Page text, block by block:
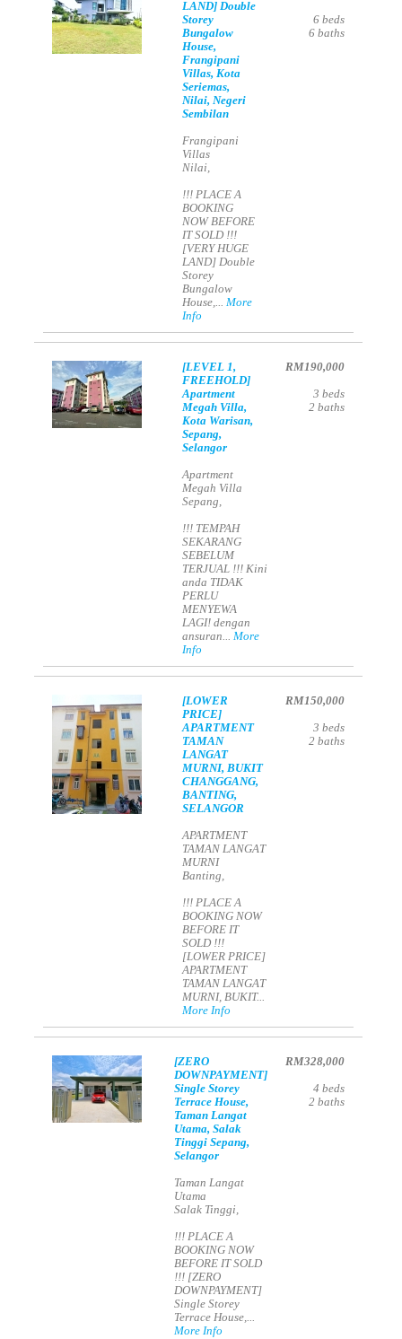
LAND] Double
Storey
Bungalow
House,
Frangipani
Villas, Kota
Seriemas,
Nilai, Negeri
Sembilan
Frangipani
Villas
Nilai,
!!! PLACE A
BOOKING
NOW BEFORE
IT SOLD !!!
[VERY HUGE
LAND] Double
Storey
Bungalow
House,...More
Info
6 beds
6 baths
[LEVEL 1,
FREEHOLD]
Apartment
Megah Villa,
Kota Warisan,
Sepang,
Selangor
Apartment
Megah Villa
Sepang,
!!! TEMPAH
SEKARANG
SEBELUM
TERJUAL !!! Kini
anda TIDAK
PERLU
MENYEWA
LAGI! dengan
ansuran...More
Info
RM190,000
3 beds
2 baths
[LOWER
PRICE]
APARTMENT
TAMAN
LANGAT
MURNI, BUKIT
CHANGGANG,
BANTING,
SELANGOR
APARTMENT
TAMAN LANGAT
MURNI
Banting,
!!! PLACE A
BOOKING NOW
BEFORE IT
SOLD !!!
[LOWER PRICE]
APARTMENT
TAMAN LANGAT
MURNI, BUKIT...
More Info
RM150,000
3 beds
2 baths
[ZERO
DOWNPAYMENT]
Single Storey
Terrace House,
Taman Langat
Utama, Salak
Tinggi Sepang,
Selangor
Taman Langat
Utama
Salak Tinggi,
!!! PLACE A
BOOKING NOW
BEFORE IT SOLD
!!! [ZERO
DOWNPAYMENT]
Single Storey
Terrace House,...
More Info
RM328,000
4 beds
2 baths